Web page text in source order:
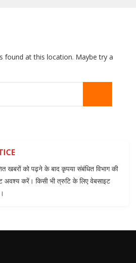
found at this location. Maybe try a
खबरों को पढ़ने के बाद कृपया संबंधित विभाग की
अवश्य करें। किसी भी त्रुटि के लिए वेबसाइट